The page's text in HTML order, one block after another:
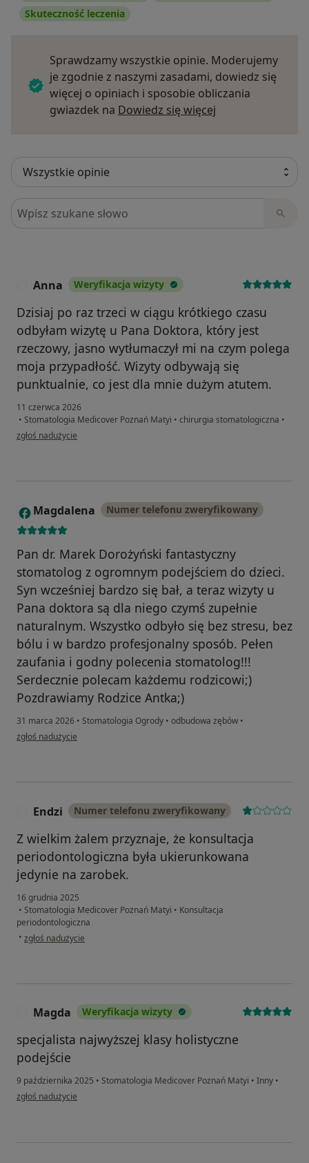
Skuteczność leczenia
Sprawdzamy wszystkie opinie. Moderujemy
je zgodnie z naszymi zasadami, dowiedz się
więcej o opiniach i sposobie obliczania
gwiazdek na Dowiedz się więcej
Szukaj w opiniach
Anna Weryfikacja wizyty
Dzisiaj po raz trzeci w ciągu krótkiego czasu
odbyłam wizytę u Pana Doktora, który jest
rzeczowy, jasno wytłumaczył mi na czym polega
moja przypadłość. Wizyty odbywają się
punktualnie, co jest dla mnie dużym atutem.
11 czerwca 2026
• Stomatologia Medicover Poznań Matyi • chirurgia stomatologiczna •
w opinii użytkownika Anna
zgłoś nadużycie
M Magdalena Numer telefonu zweryfikowany
Pan dr. Marek Dorożyński fantastyczny
stomatolog z ogromnym podejściem do dzieci.
Syn wcześniej bardzo się bał, a teraz wizyty u
Pana doktora są dla niego czymś zupełnie
naturalnym. Wszystko odbyło się bez stresu, bez
bólu i w bardzo profesjonalny sposób. Pełen
zaufania i godny polecenia stomatolog!!!
Serdecznie polecam każdemu rodzicowi;)
Pozdrawiamy Rodzice Antka;)
31 marca 2026 • Stomatologia Ogrody • odbudowa zębów •
w opinii użytkownika Magdalena
zgłoś nadużycie
Endzi Numer telefonu zweryfikowany
Z wielkim żalem przyznaje, że konsultacja
periodontologiczna była ukierunkowana
jedynie na zarobek.
16 grudnia 2025
• Stomatologia Medicover Poznań Matyi • Konsultacja
periodontologiczna
• w opinii użytkownika Endzi
zgłoś nadużycie
Magda Weryfikacja wizyty
specjalista najwyższej klasy holistyczne
podejście
9 października 2025 • Stomatologia Medicover Poznań Matyi • Inny •
w opinii użytkownika Magda
zgłoś nadużycie